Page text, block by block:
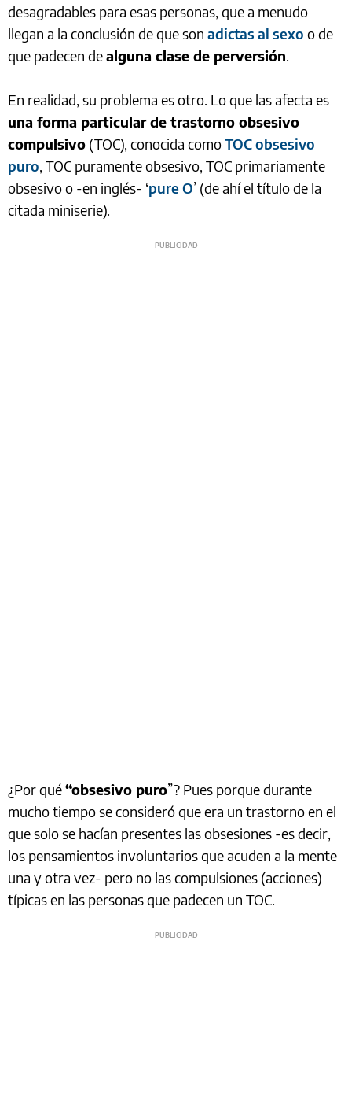
desagradables para esas personas, que a menudo
llegan a la conclusión de que son adictas al sexo o de
que padecen dealguna clase de perversión.
En realidad, su problema es otro. Lo que las afecta es
una forma particular de trastorno obsesivo
compulsivo (TOC), conocida comoTOC obsesivo
puro, TOC puramente obsesivo, TOC primariamente
obsesivo o -en inglés- ‘pure O’ (de ahí el título de la
citada miniserie).
¿Por qué“obsesivo puro”? Pues porque durante
mucho tiempo se consideró que era un trastorno en el
que solo se hacían presentes las obsesiones -es decir,
los pensamientos involuntarios que acuden a la mente
una y otra vez- pero no las compulsiones (acciones)
típicas en las personas que padecen un TOC.